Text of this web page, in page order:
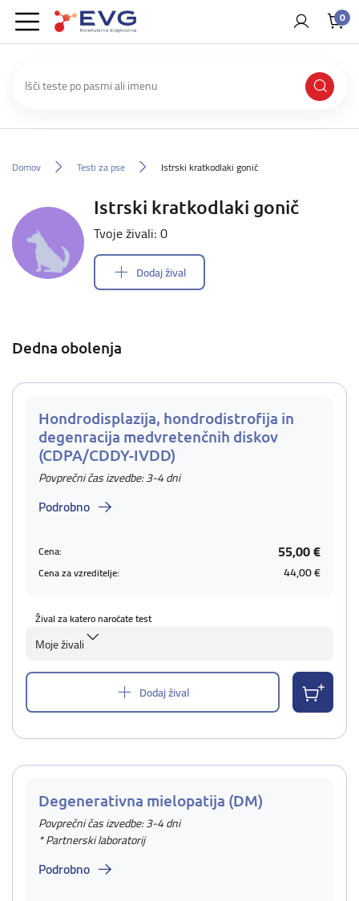
0
Domov Testi za pse Istrski kratkodlaki gonič
Istrski kratkodlaki gonič
Tvoje živali: 0
Dodaj žival
Dedna obolenja
Hondrodisplazija, hondrodistrofija in
degenracija medvretenčnih diskov
(CDPA/CDDY-IVDD)
Povprečni čas izvedbe: 3-4 dni
Podrobno
Cena: 55,00 €
Cena za vzreditelje: 44,00 €
Žival za katero naročate test
Moje živali
Dodaj žival
Degenerativna mielopatija (DM)
Povprečni čas izvedbe: 3-4 dni
* Partnerski laboratorij
Podrobno